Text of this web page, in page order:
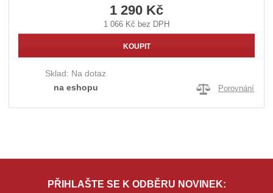
1 290 Kč
1 066 Kč bez DPH
KOUPIT
Sklad: Na dotaz
na eshopu
Porovnání
PŘIHLAŠTE SE K ODBĚRU NOVINEK: